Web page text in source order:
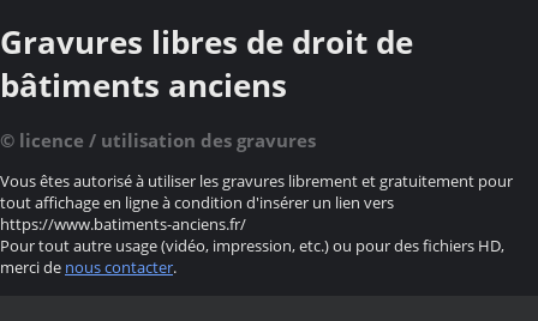
Gravures libres de droit de
bâtiments anciens
© licence / utilisation des gravures
Vous êtes autorisé à utiliser les gravures librement et gratuitement pour
tout affichage en ligne à condition d'insérer un lien vers
https://www.batiments-anciens.fr/
Pour tout autre usage (vidéo, impression, etc.) ou pour des fichiers HD,
merci de nous contacter.